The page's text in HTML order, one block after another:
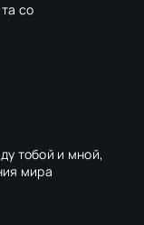
со
тобой и мной,
мира